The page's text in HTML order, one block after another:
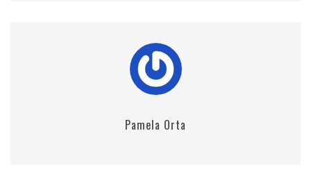
Pamela Orta